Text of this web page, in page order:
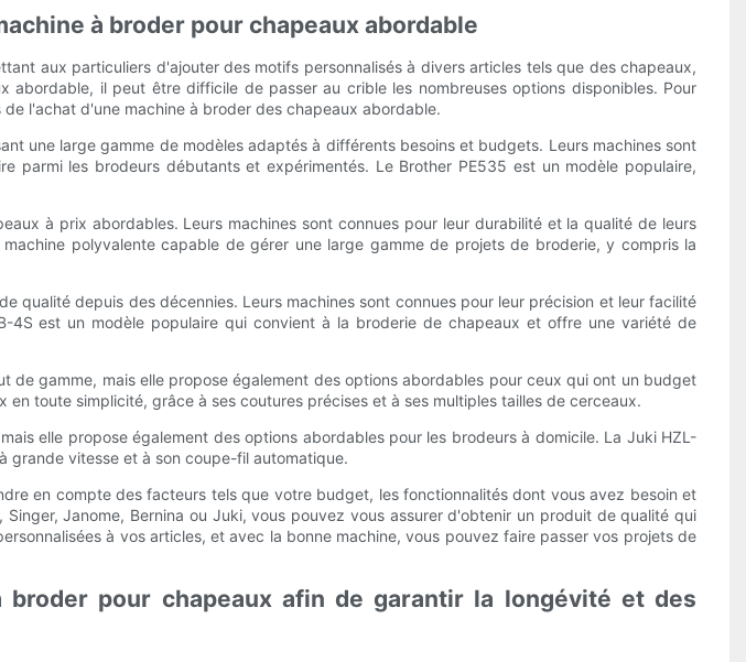
à broder pour chapeaux abordable
aux particuliers d'ajouter des motifs personnalisés à divers articles tels que des chapeaux,
il peut être difficile de passer au crible les nombreuses options disponibles. Pour
l'achat d'une machine à broder des chapeaux abordable.
une large gamme de modèles adaptés à différents besoins et budgets. Leurs machines sont
les brodeurs débutants et expérimentés. Le Brother PE535 est un modèle populaire,
à prix abordables. Leurs machines sont connues pour leur durabilité et la qualité de leurs
polyvalente capable de gérer une large gamme de projets de broderie, y compris la
qualité depuis des décennies. Leurs machines sont connues pour leur précision et leur facilité
est un modèle populaire qui convient à la broderie de chapeaux et offre une variété de
de gamme, mais elle propose également des options abordables pour ceux qui ont un budget
toute simplicité, grâce à ses coutures précises et à ses multiples tailles de cerceaux.
elle propose également des options abordables pour les brodeurs à domicile. La Juki HZL-
grande vitesse et à son coupe-fil automatique.
en compte des facteurs tels que votre budget, les fonctionnalités dont vous avez besoin et
Janome, Bernina ou Juki, vous pouvez vous assurer d'obtenir un produit de qualité qui
à vos articles, et avec la bonne machine, vous pouvez faire passer vos projets de
pour chapeaux afin de garantir la longévité et des